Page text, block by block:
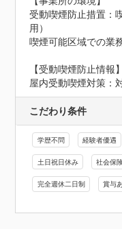
受動喫煙防止措置：
用）
喫煙可能区域での業
【受動喫煙防止情報】
屋内受動喫煙対策：
こだわり条件
学歴不問 経験者優遇
土日祝日休み 社会保
完全週休二日制 賞与